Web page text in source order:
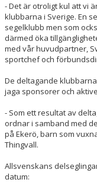
- Det är otroligt kul att vi
klubbarna i Sverige. En
segelklubb men som
därmed öka
med vår huvudpartner,
sportchef och
De deltagande
jaga sponsorer och
- Som ett resultat av
ordnar i samband med
på Ekerö, barn som
Thingvall.
Allsvenskans
datum: